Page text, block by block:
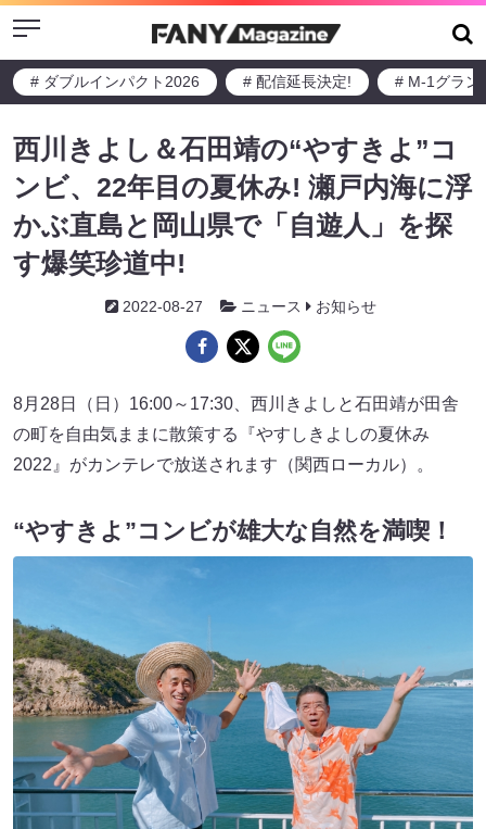
Menu
# ダブルインパクト2026 # 配信延長決定! # M-1グラン
西川きよし＆石田靖の“やすきよ”コ
ンビ、22年目の夏休み! 瀬戸内海に浮
かぶ直島と岡山県で「自遊人」を探
す爆笑珍道中!
2022-08-27 ニュース お知らせ
8月28日（日）16:00～17:30、西川きよしと石田靖が田舎
の町を自由気ままに散策する『やすしきよしの夏休み
2022』がカンテレで放送されます（関西ローカル）。
“やすきよ”コンビが雄大な自然を満喫！